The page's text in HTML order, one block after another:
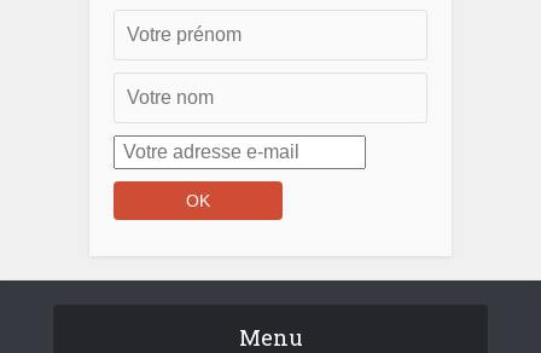
Menu